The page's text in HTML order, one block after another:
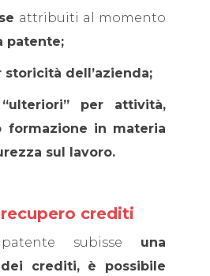
attribuiti al momento
patente;
dell’azienda;
per attività,
formazione in materia
sul lavoro.
crediti
subisse una
crediti, è possibile